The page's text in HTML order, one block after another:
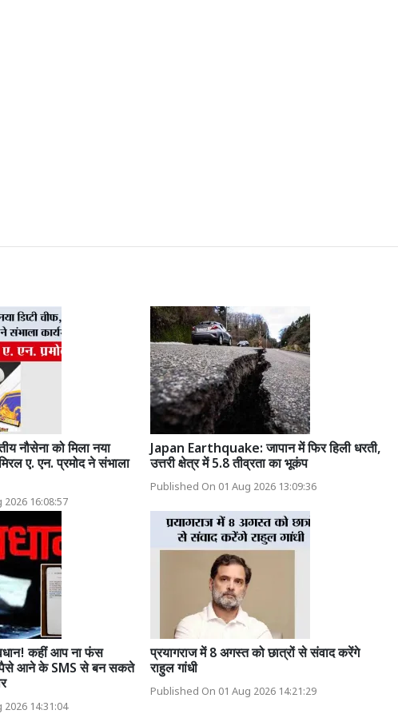
नौसेना को मिला नया
ए. एन. प्रमोद ने संभाला
16:08:57
Japan Earthquake: जापान में फिर हिली धरती,
उत्तरी क्षेत्र में 5.8 तीव्रता का भूकंप
Published On 01 Aug 2026 13:09:36
कहीं आप ना फंस
पैसे आने के SMS से बन सकते
14:31:04
प्रयागराज में 8 अगस्त को छात्रों से संवाद करेंगे
राहुल गांधी
Published On 01 Aug 2026 14:21:29